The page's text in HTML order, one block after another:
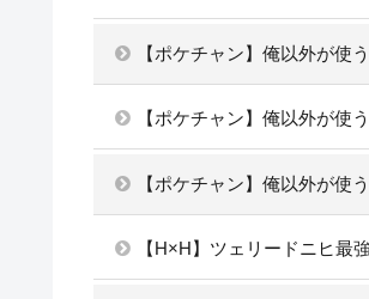
【ポケチャン】俺以外が使
【ポケチャン】俺以外が使
【ポケチャン】俺以外が使
【H×H】ツェリードニヒ最